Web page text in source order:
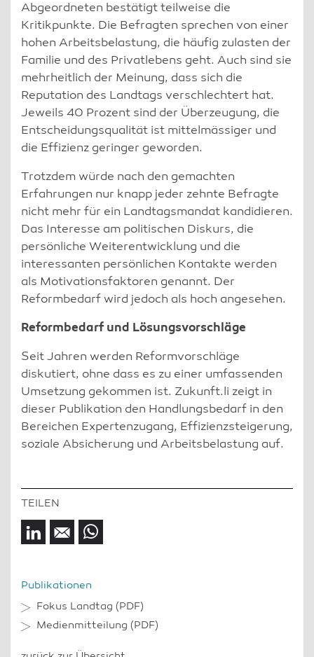
Abgeordneten bestätigt teilweise die
Kritikpunkte. Die Befragten sprechen von einer
hohen Arbeitsbelastung, die häufig zulasten der
Familie und des Privatlebens geht. Auch sind sie
mehrheitlich der Meinung, dass sich die
Reputation des Landtags verschlechtert hat.
Jeweils 40 Prozent sind der Überzeugung, die
Entscheidungsqualität ist mittelmässiger und
die Effizienz geringer geworden.
Trotzdem würde nach den gemachten
Erfahrungen nur knapp jeder zehnte Befragte
nicht mehr für ein Landtagsmandat kandidieren.
Das Interesse am politischen Diskurs, die
persönliche Weiterentwicklung und die
interessanten persönlichen Kontakte werden
als Motivationsfaktoren genannt. Der
Reformbedarf wird jedoch als hoch angesehen.
Reformbedarf und Lösungsvorschläge
Seit Jahren werden Reformvorschläge
diskutiert, ohne dass es zu einer umfassenden
Umsetzung gekommen ist. Zukunft.li zeigt in
dieser Publikation den Handlungsbedarf in den
Bereichen Expertenzugang, Effizienzsteigerung,
soziale Absicherung und Arbeitsbelastung auf.
Publikationen
Fokus Landtag (PDF)
Medienmitteilung (PDF)